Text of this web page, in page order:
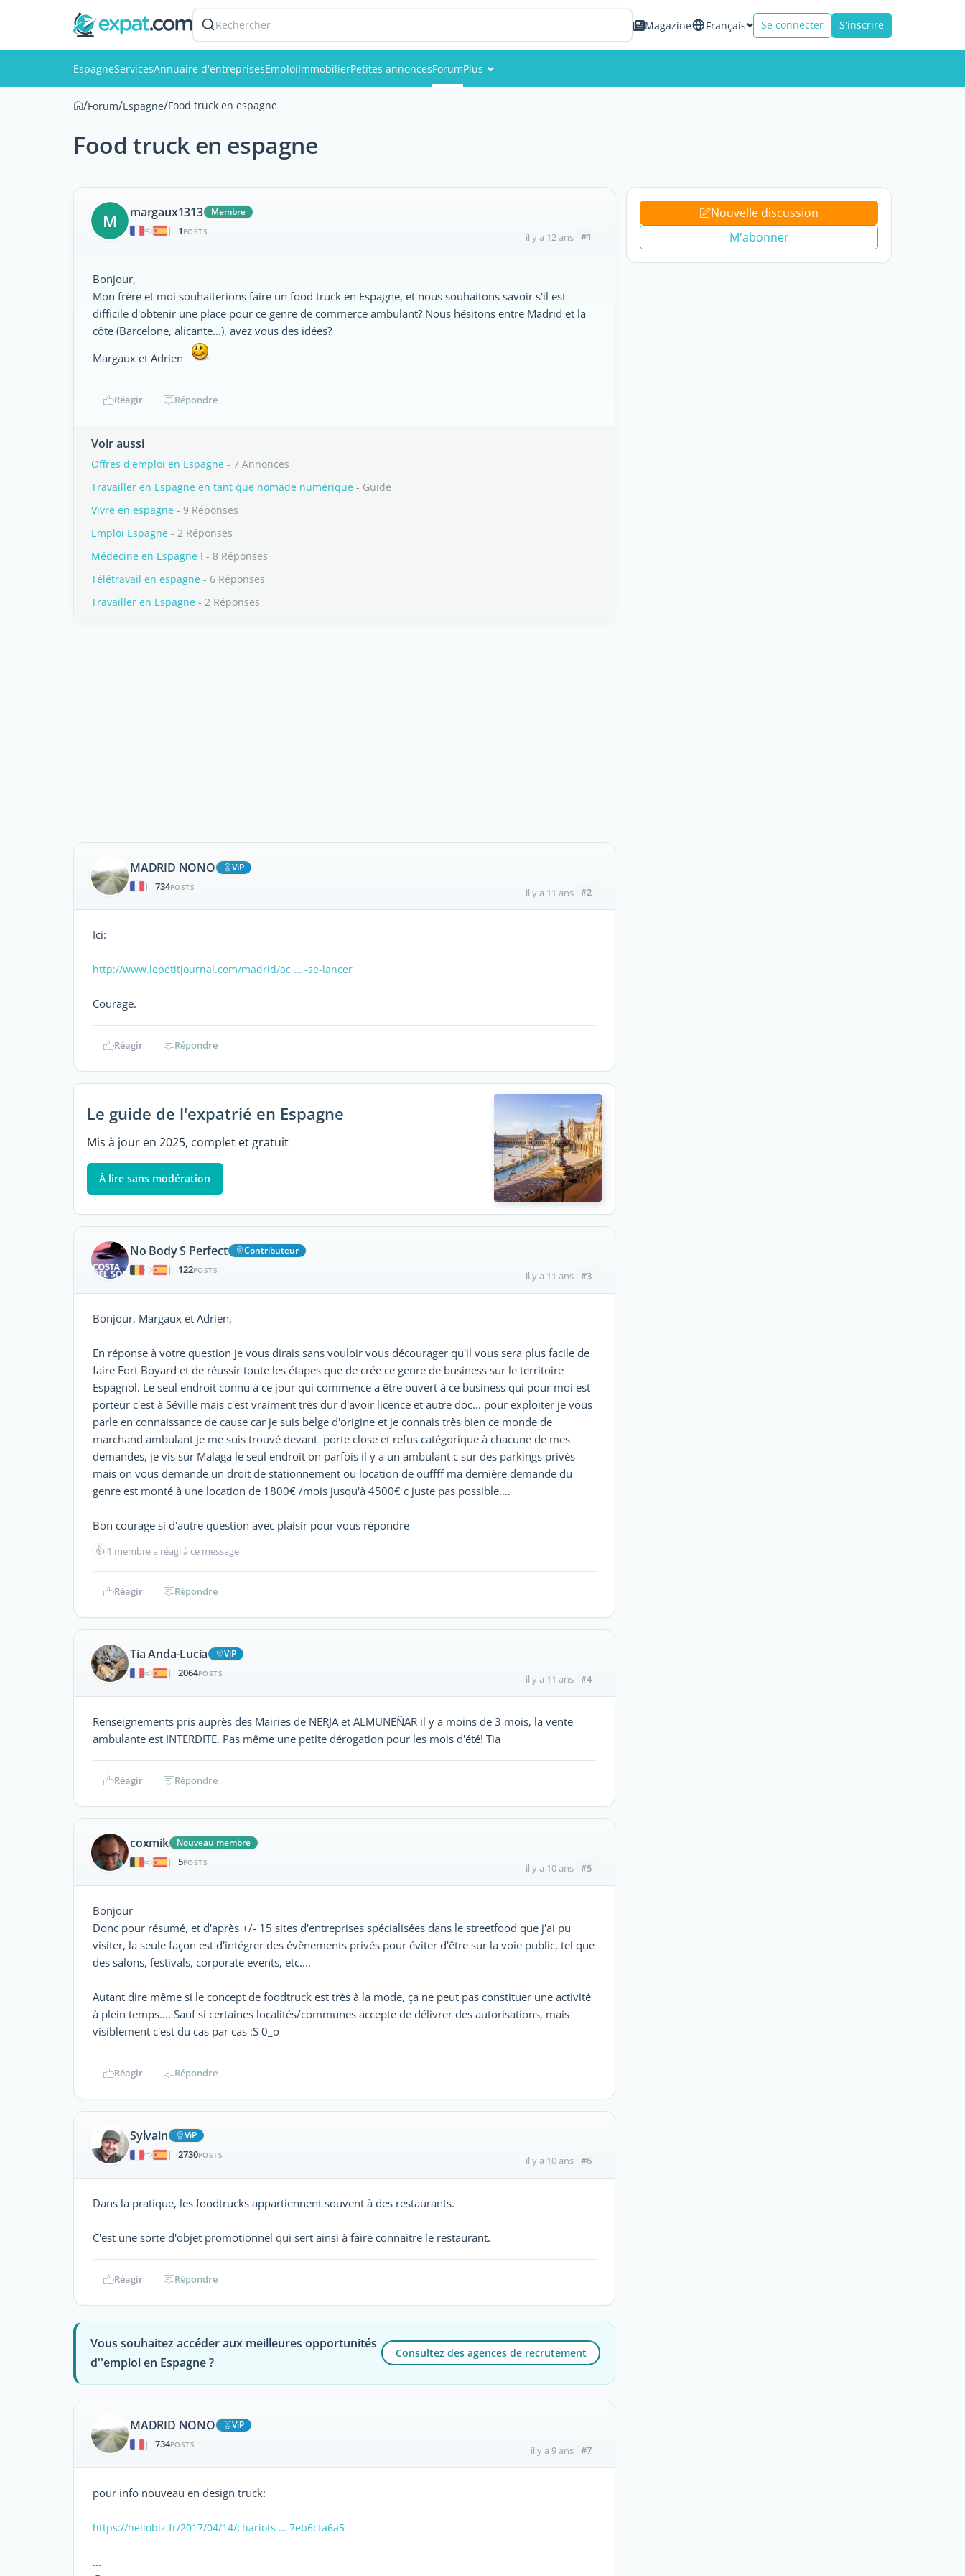
Rechercher Magazine Français Se connecter S'inscrire
EspagneServicesAnnuaire d'entreprisesEmploiImmobilierPetites annoncesForumPlus
/Forum/Espagne/Food truck en espagne
Food truck en espagne
M margaux1313
Membre
|
1 POSTS il y a 12 ans #1
Bonjour,
Mon frère et moi souhaiterions faire un food truck en Espagne, et nous souhaitons savoir s'il est
difficile d'obtenir une place pour ce genre de commerce ambulant? Nous hésitons entre Madrid et la
côte (Barcelone, alicante...), avez vous des idées?
Margaux et Adrien
Réagir Répondre
Voir aussi
Offres d'emploi en Espagne - 7 Annonces
Travailler en Espagne en tant que nomade numérique - Guide
Vivre en espagne - 9 Réponses
Emploi Espagne - 2 Réponses
Médecine en Espagne ! - 8 Réponses
Télétravail en espagne - 6 Réponses
Travailler en Espagne - 2 Réponses
MADRID NONO
ViP
|
734POSTS il y a 11 ans #2
Ici:
http://www.lepetitjournal.com/madrid/ac … -se-lancer
Courage.
Réagir Répondre
Le guide de l'expatrié en Espagne
Mis à jour en 2025, complet et gratuit
À lire sans modération
No Body S Perfect
Contributeur
|
122POSTS il y a 11 ans #3
Bonjour, Margaux et Adrien,
En réponse à votre question je vous dirais sans vouloir vous décourager qu'il vous sera plus facile de
faire Fort Boyard et de réussir toute les étapes que de crée ce genre de business sur le territoire
Espagnol. Le seul endroit connu à ce jour qui commence a être ouvert à ce business qui pour moi est
porteur c'est à Séville mais c'est vraiment très dur d'avoir licence et autre doc... pour exploiter je vous
parle en connaissance de cause car je suis belge d'origine et je connais très bien ce monde de
marchand ambulant je me suis trouvé devant porte close et refus catégorique à chacune de mes
demandes, je vis sur Malaga le seul endroit on parfois il y a un ambulant c sur des parkings privés
mais on vous demande un droit de stationnement ou location de ouffff ma dernière demande du
genre est monté à une location de 1800€ /mois jusqu'à 4500€ c juste pas possible....
Bon courage si d'autre question avec plaisir pour vous répondre
👍 1 membre a réagi à ce message
Réagir Répondre
Tia Anda-Lucia
ViP
|
2064POSTS il y a 11 ans #4
Renseignements pris auprès des Mairies de NERJA et ALMUNEÑAR il y a moins de 3 mois, la vente
ambulante est INTERDITE. Pas même une petite dérogation pour les mois d'été! Tia
Réagir Répondre
coxmik
Nouveau membre
|
5POSTS il y a 10 ans #5
Bonjour
Donc pour résumé, et d'après +/- 15 sites d'entreprises spécialisées dans le streetfood que j'ai pu
visiter, la seule façon est d'intégrer des évènements privés pour éviter d'être sur la voie public, tel que
des salons, festivals, corporate events, etc....
Autant dire même si le concept de foodtruck est très à la mode, ça ne peut pas constituer une activité
à plein temps.... Sauf si certaines localités/communes accepte de délivrer des autorisations, mais
visiblement c'est du cas par cas :S 0_o
Réagir Répondre
Sylvain
ViP
|
2730POSTS il y a 10 ans #6
Dans la pratique, les foodtrucks appartiennent souvent à des restaurants.
C'est une sorte d'objet promotionnel qui sert ainsi à faire connaitre le restaurant.
Réagir Répondre
Vous souhaitez accéder aux meilleures opportunités
d''emploi en Espagne ?
Consultez des agences de recrutement
MADRID NONO
ViP
|
734POSTS il y a 9 ans #7
pour info nouveau en design truck:
https://hellobiz.fr/2017/04/14/chariots … 7eb6cfa6a5
...
Nouvelle discussion
M'abonner